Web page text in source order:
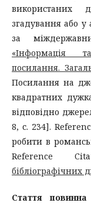
використаних
згадування або
за
«Інформація
посилання.
Посилання на
квадратних
відповідно
8, с. 234].
робити в
Reference
бібліографічних
Стаття